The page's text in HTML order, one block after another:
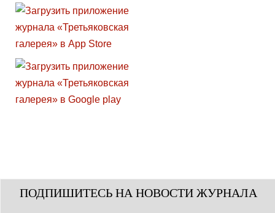
ПОДПИШИТЕСЬ НА НОВОСТИ ЖУРНАЛА